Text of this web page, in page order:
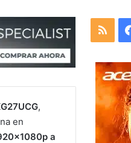
,
en
a
RSS